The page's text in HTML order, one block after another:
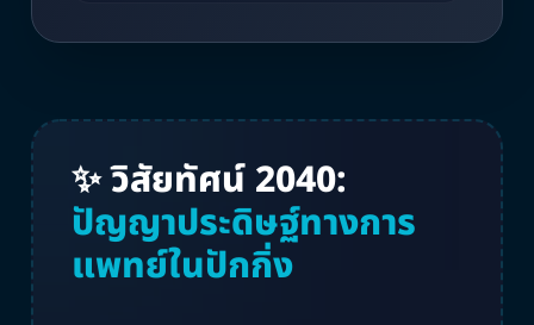
✨ วิสัยทัศน์ 2040:
ปัญญาประดิษฐ์ทางการ
แพทย์ในปักกิ่ง